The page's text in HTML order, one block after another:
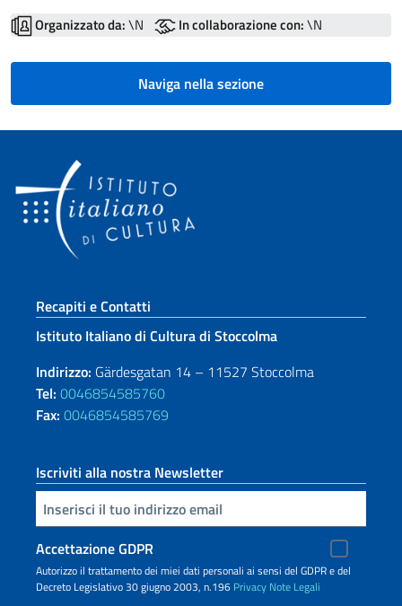
Organizzato da:\N In collaborazione con:\N
Naviga nella sezione
Sezione footer
Recapiti e Contatti
Istituto Italiano di Cultura di Stoccolma
Indirizzo: Gärdesgatan 14 – 11527 Stoccolma
Tel: 0046854585760
Fax: 0046854585769
Iscriviti alla nostra Newsletter
Inserisci la tua email
Accettazione GDPR
Autorizzo il trattamento dei miei dati personali ai sensi del GDPR e del
Decreto Legislativo 30 giugno 2003, n.196 Privacy Note Legali